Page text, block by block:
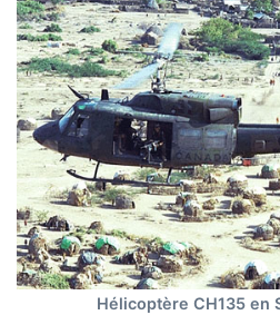
Hélicoptère CH135 en